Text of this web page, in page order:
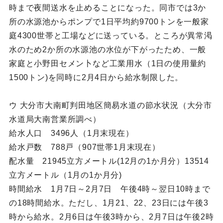
時まで夜間送水を止めることになった。同市では3か
所の水源池からポンプで1日平均約9700トンを一般家
庭4300世帯と工場などに送っている。ところが異常渇
水のため2か所の水源池の水位が下がったため、一般
家庭と小野田セメン卜など工業用水（1日の使用量約
1500トン)を同時に2月4日から給水制限した。
ウ 大分市大南町判田地区簡易水道の節水状況（大分市
水道局大南営業所調べ）
給水人口 3496人（1月末現在）
給水戸数 788戸（907世帯1月末現在）
配水量 21945立方メートル(12月の1か月分）13514
立方メートル（1月の1か月分)
時間給水 1月7日～2月7日 午後4時～翌日10時まで
の18時間給水。ただし、1月21、22、23日には午後3
時から給水。2月6日は午後3時から、2月7日は午後2時